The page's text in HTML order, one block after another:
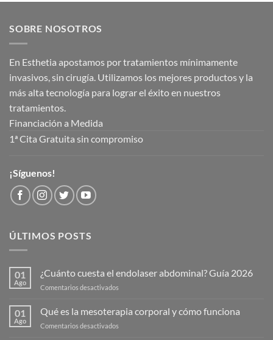
SOBRE NOSOTROS
En Esthetia apostamos por tratamientos mínimamente
invasivos, sin cirugía. Utilizamos los mejores productos y la
más alta tecnología para lograr el éxito en nuestros
tratamientos.
Financiación a Medida
1ª Cita Gratuita sin compromiso
¡Síguenos!
ÚLTIMOS POSTS
01
Ago
¿Cuánto cuesta el endolaser abdominal? Guía 2026
Comentarios desactivados
cuesta
el
01
Ago
Qué es la mesoterapia corporal y cómo funciona
Comentarios desactivados